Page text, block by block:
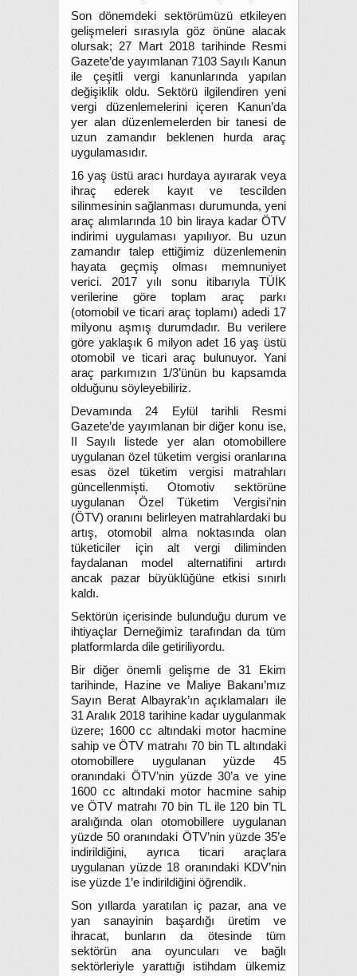
Son dönemdeki sektörümüzü etkileyen
gelişmeleri sırasıyla göz önüne alacak
olursak; 27 Mart 2018 tarihinde Resmi
Gazete’de yayımlanan 7103 Sayılı Kanun
ile çeşitli vergi kanunlarında yapılan
değişiklik oldu. Sektörü ilgilendiren yeni
vergi düzenlemelerini içeren Kanun’da
yer alan düzenlemelerden bir tanesi de
uzun zamandır beklenen hurda araç
uygulamasıdır.
16 yaş üstü aracı hurdaya ayırarak veya
ihraç ederek kayıt ve tescilden
silinmesinin sağlanması durumunda, yeni
araç alımlarında 10 bin liraya kadar ÖTV
indirimi uygulaması yapılıyor. Bu uzun
zamandır talep ettiğimiz düzenlemenin
hayata geçmiş olması memnuniyet
verici. 2017 yılı sonu itibarıyla TÜİK
verilerine göre toplam araç parkı
(otomobil ve ticari araç toplamı) adedi 17
milyonu aşmış durumdadır. Bu verilere
göre yaklaşık 6 milyon adet 16 yaş üstü
otomobil ve ticari araç bulunuyor. Yani
araç parkımızın 1/3’ünün bu kapsamda
olduğunu söyleyebiliriz.
Devamında 24 Eylül tarihli Resmi
Gazete’de yayımlanan bir diğer konu ise,
II Sayılı listede yer alan otomobillere
uygulanan özel tüketim vergisi oranlarına
esas özel tüketim vergisi matrahları
güncellenmişti. Otomotiv sektörüne
uygulanan Özel Tüketim Vergisi’nin
(ÖTV) oranını belirleyen matrahlardaki bu
artış, otomobil alma noktasında olan
tüketiciler için alt vergi diliminden
faydalanan model alternatifini artırdı
ancak pazar büyüklüğüne etkisi sınırlı
kaldı.
Sektörün içerisinde bulunduğu durum ve
ihtiyaçlar Derneğimiz tarafından da tüm
platformlarda dile getiriliyordu.
Bir diğer önemli gelişme de 31 Ekim
tarihinde, Hazine ve Maliye Bakanı’mız
Sayın Berat Albayrak’ın açıklamaları ile
31 Aralık 2018 tarihine kadar uygulanmak
üzere; 1600 cc altındaki motor hacmine
sahip ve ÖTV matrahı 70 bin TL altındaki
otomobillere uygulanan yüzde 45
oranındaki ÖTV’nin yüzde 30’a ve yine
1600 cc altındaki motor hacmine sahip
ve ÖTV matrahı 70 bin TL ile 120 bin TL
aralığında olan otomobillere uygulanan
yüzde 50 oranındaki ÖTV’nin yüzde 35’e
indirildiğini, ayrıca ticari araçlara
uygulanan yüzde 18 oranındaki KDV’nin
ise yüzde 1’e indirildiğini öğrendik.
Son yıllarda yaratılan iç pazar, ana ve
yan sanayinin başardığı üretim ve
ihracat, bunların da ötesinde tüm
sektörün ana oyuncuları ve bağlı
sektörleriyle yarattığı istihdam ülkemiz